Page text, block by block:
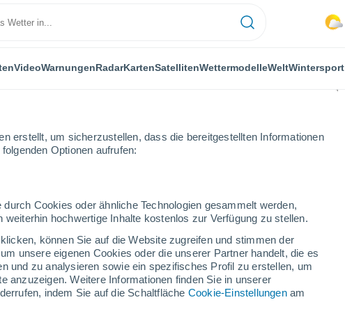
erstellt, um sicherzustellen, dass die bereitgestellten Informationen
Optionen aufrufen:
Cookies oder ähnliche Technologien gesammelt werden,
hochwertige Inhalte kostenlos zur Verfügung zu stellen.
können Sie auf die Website zugreifen und stimmen der
unsere eigenen Cookies oder die unserer Partner handelt, die es
und zu analysieren sowie ein spezifisches Profil zu erstellen, um
anzuzeigen. Weitere Informationen finden Sie in unserer
indem Sie auf die Schaltfläche Cookie-Einstellungenam
VideoWarnungenRadarKartenSatellitenWettermodelleWeltWintersport
Ica in Peru